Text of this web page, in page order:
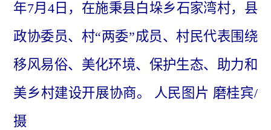
年7月4日，在施秉县白垛乡石家湾村，县
政协委员、村“两委”成员、村民代表围绕
移风易俗、美化环境、保护生态、助力和
美乡村建设开展协商。 人民图片 磨桂宾/
摄